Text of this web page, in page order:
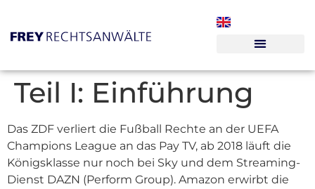
Teil I: Einführung
Das ZDF verliert die Fußball Rechte an der UEFA
Champions League an das Pay TV, ab 2018 läuft die
Königsklasse nur noch bei Sky und dem Streaming-
Dienst DAZN (Perform Group). Amazon erwirbt die